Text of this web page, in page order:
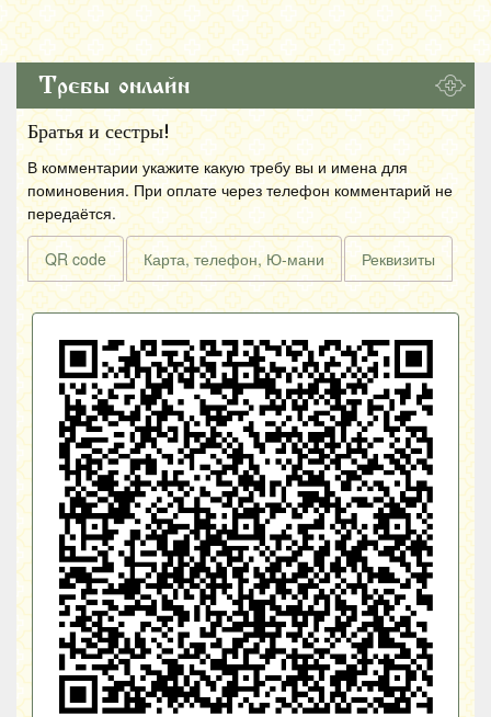
Требы онлайн
Братья и сестры!
В комментарии укажите какую требу вы и имена для
поминовения. При оплате через телефон комментарий не
передаётся.
QR code Карта, телефон, Ю-мани Реквизиты